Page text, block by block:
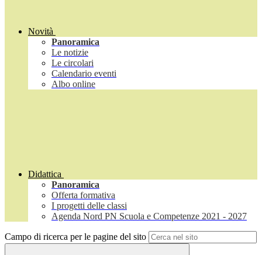
Novità
Panoramica
Le notizie
Le circolari
Calendario eventi
Albo online
Didattica
Panoramica
Offerta formativa
I progetti delle classi
Agenda Nord PN Scuola e Competenze 2021 - 2027
Campo di ricerca per le pagine del sito